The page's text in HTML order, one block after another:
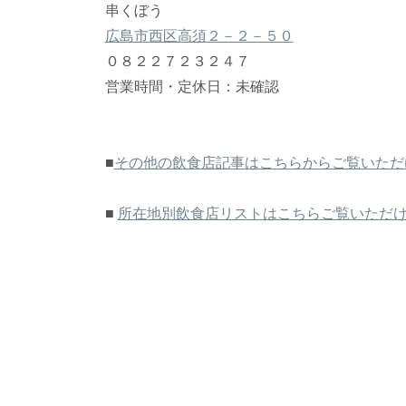
串くぼう
広島市西区高須２－２－５０
０８２２７２３２４７
営業時間・定休日：未確認
■その他の飲食店記事はこちらからご覧いただ
■ 所在地別飲食店リストはこちらご覧いただけ